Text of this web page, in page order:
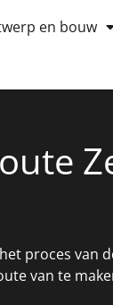
en bouw
proces van
van te